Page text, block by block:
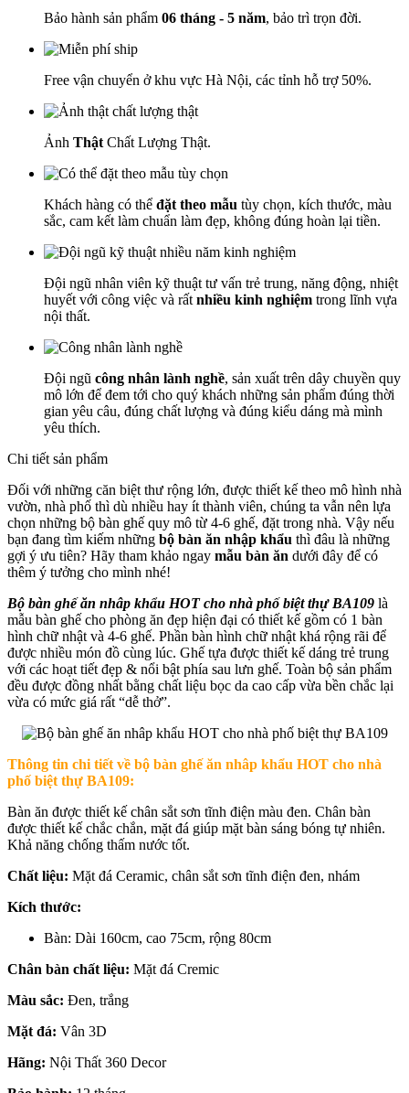
Bảo hành sản phẩm 06 tháng - 5 năm, bảo trì trọn đời.
Free vận chuyển ở khu vực Hà Nội, các tỉnh hỗ trợ 50%.
Ảnh Thật Chất Lượng Thật.
Khách hàng có thể đặt theo mẫu tùy chọn, kích thước, màu
sắc, cam kết làm chuẩn làm đẹp, không đúng hoàn lại tiền.
Đội ngũ nhân viên kỹ thuật tư vấn trẻ trung, năng động, nhiệt
huyết với công việc và rất nhiều kinh nghiệm trong lĩnh vựa
nội thất.
Đội ngũ công nhân lành nghề, sản xuất trên dây chuyền quy
mô lớn để đem tới cho quý khách những sản phẩm đúng thời
gian yêu câu, đúng chất lượng và đúng kiểu dáng mà mình
yêu thích.
Chi tiết sản phẩm
Đối với những căn biệt thư rộng lớn, được thiết kế theo mô hình nhà
vườn, nhà phố thì dù nhiều hay ít thành viên, chúng ta vẫn nên lựa
chọn những bộ bàn ghế quy mô từ 4-6 ghế, đặt trong nhà. Vậy nếu
bạn đang tìm kiếm những bộ bàn ăn nhập khẩu thì đâu là những
gợi ý ưu tiên? Hãy tham khảo ngay mẫu bàn ăn dưới đây để có
thêm ý tưởng cho mình nhé!
Bộ bàn ghế ăn nhâp khẩu HOT cho nhà phố biệt thự BA109 là
mẫu bàn ghế cho phòng ăn đẹp hiện đại có thiết kế gồm có 1 bàn
hình chữ nhật và 4-6 ghế. Phần bàn hình chữ nhật khá rộng rãi để
được nhiều món đồ cùng lúc. Ghế tựa được thiết kế dáng trẻ trung
với các hoạt tiết đẹp & nổi bật phía sau lưn ghế. Toàn bộ sản phẩm
đều được đồng nhất bằng chất liệu bọc da cao cấp vừa bền chắc lại
vừa có mức giá rất “dễ thở”.
Thông tin chi tiết về bộ bàn ghế ăn nhâp khẩu HOT cho nhà
phố biệt thự BA109:
Bàn ăn được thiết kế chân sắt sơn tĩnh điện màu đen. Chân bàn
được thiết kế chắc chắn, mặt đá giúp mặt bàn sáng bóng tự nhiên.
Khả năng chống thấm nước tốt.
Chất liệu: Mặt đá Ceramic, chân sắt sơn tĩnh điện đen, nhám
Kích thước:
Bàn: Dài 160cm, cao 75cm, rộng 80cm
Chân bàn chất liệu: Mặt đá Cremic
Màu sắc: Đen, trắng
Mặt đá: Vân 3D
Hãng: Nội Thất 360 Decor